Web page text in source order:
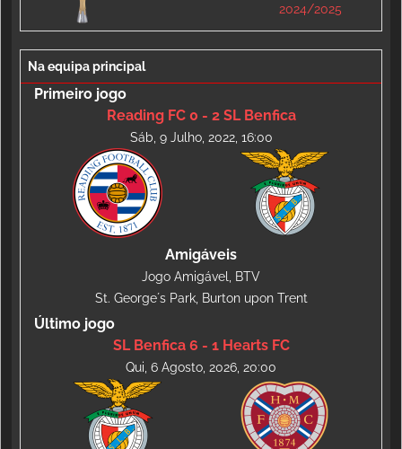
2024/2025
Na equipa principal
Primeiro jogo
Reading FC 0 - 2 SL Benfica
Sáb, 9 Julho, 2022, 16:00
Amigáveis
Jogo Amigável, BTV
St. George´s Park, Burton upon Trent
Último jogo
SL Benfica 6 - 1 Hearts FC
Qui, 6 Agosto, 2026, 20:00